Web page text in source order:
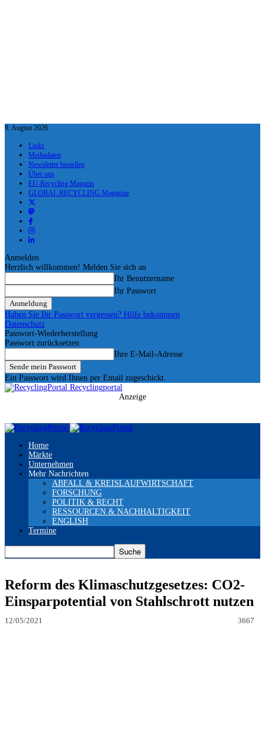
9. August 2026
Links
Mediadaten
Newsletter bestellen
Über uns
EU-Recycling Magazin
GLOBAL RECYCLING Magazine
Anmelden
Herzlich willkommen! Melden Sie sich an
Ihr Benutzername
Ihr Passwort
Haben Sie Ihr Passwort vergessen? Hilfe bekommen
Datenschutz
Passwort-Wiederherstellung
Passwort zurücksetzen
Ihre E-Mail-Adresse
Ein Passwort wird Ihnen per Email zugeschickt.
Recyclingportal
Anzeige
Home
Märkte
Unternehmen
Mehr Nachrichten
ABFALL & KREISLAUFWIRTSCHAFT
FORSCHUNG
POLITIK & RECHT
RESSOURCEN & NACHHALTIGKEIT
ENGLISH
Termine
Reform des Klimaschutzgesetzes: CO2-
Einsparpotential von Stahlschrott nutzen
12/05/2021 3667